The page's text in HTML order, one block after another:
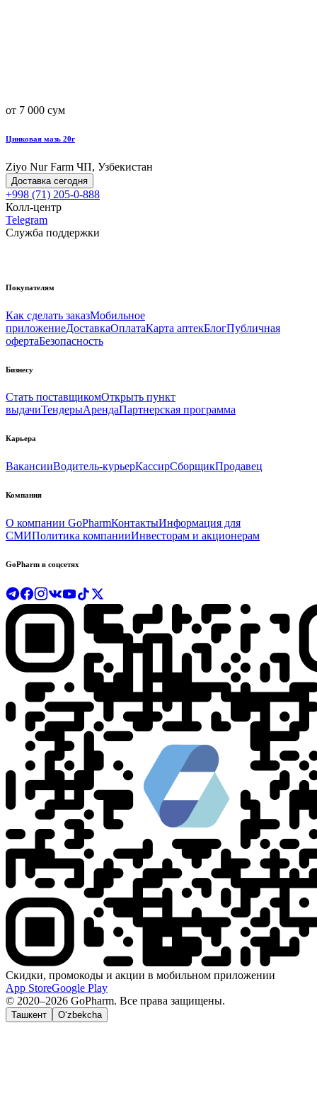
от 7 000 сум
Цинковая мазь 20г
Ziyo Nur Farm ЧП, Узбекистан
Доставка сегодня
+998 (71) 205-0-888
Колл-центр
Telegram
Служба поддержки
Покупателям
Как сделать заказМобильное
приложениеДоставкаОплатаКарта аптекБлогПубличная
офертаБезопасность
Бизнесу
Стать поставщикомОткрыть пункт
выдачиТендерыАрендаПартнерская программа
Карьера
ВакансииВодитель-курьерКассирСборщикПродавец
Компания
О компании GoPharmКонтактыИнформация для
СМИПолитика компанииИнвесторам и акционерам
GoPharm в соцсетях
Скидки, промокоды и акции в мобильном приложении
App StoreGoogle Play
© 2020–2026 GoPharm. Все права защищены.
Ташкент O‘zbekcha